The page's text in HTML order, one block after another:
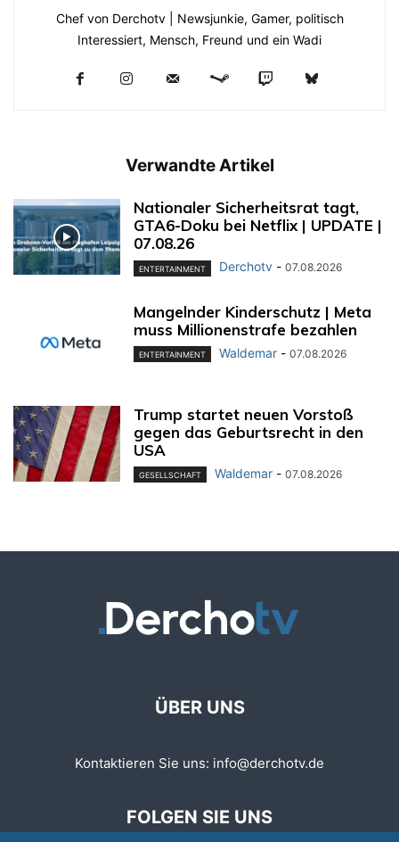
Chef von Derchotv | Newsjunkie, Gamer, politisch
Interessiert, Mensch, Freund und ein Wadi
Verwandte Artikel
Nationaler Sicherheitsrat tagt,
GTA6-Doku bei Netflix | UPDATE |
07.08.26
ENTERTAINMENT Derchotv - 07.08.2026
Mangelnder Kinderschutz | Meta
muss Millionenstrafe bezahlen
ENTERTAINMENT Waldemar - 07.08.2026
Trump startet neuen Vorstoß
gegen das Geburtsrecht in den
USA
GESELLSCHAFT Waldemar - 07.08.2026
ÜBER UNS
Kontaktieren Sie uns: info@derchotv.de
FOLGEN SIE UNS